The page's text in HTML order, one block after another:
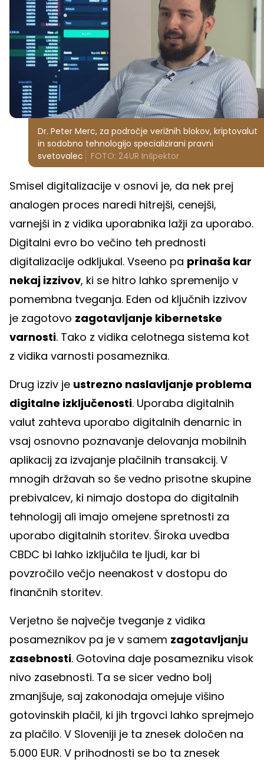
Dr. Peter Merc, za področje verižnih blokov, kriptovalut
in sodobno tehnologijo specializirani pravni
svetovalec
FOTO: 24UR Inšpektor
Smisel digitalizacije v osnovi je, da nek prej
analogen proces naredi hitrejši, cenejši,
varnejši in z vidika uporabnika lažji za uporabo.
Digitalni evro bo večino teh prednosti
digitalizacije odkljukal. Vseeno pa prinaša kar
nekaj izzivov, ki se hitro lahko spremenijo v
pomembna tveganja. Eden od ključnih izzivov
je zagotovo zagotavljanje kibernetske
varnosti. Tako z vidika celotnega sistema kot
z vidika varnosti posameznika.
Drug izziv je ustrezno naslavljanje problema
digitalne izključenosti. Uporaba digitalnih
valut zahteva uporabo digitalnih denarnic in
vsaj osnovno poznavanje delovanja mobilnih
aplikacij za izvajanje plačilnih transakcij. V
mnogih državah so še vedno prisotne skupine
prebivalcev, ki nimajo dostopa do digitalnih
tehnologij ali imajo omejene spretnosti za
uporabo digitalnih storitev. Široka uvedba
CBDC bi lahko izključila te ljudi, kar bi
povzročilo večjo neenakost v dostopu do
finančnih storitev.
Verjetno še največje tveganje z vidika
posameznikov pa je v samem zagotavljanju
zasebnosti. Gotovina daje posamezniku visok
nivo zasebnosti. Ta se sicer vedno bolj
zmanjšuje, saj zakonodaja omejuje višino
gotovinskih plačil, ki jih trgovci lahko sprejmejo
za plačilo. V Sloveniji je ta znesek določen na
5.000 EUR. V prihodnosti se bo ta znesek